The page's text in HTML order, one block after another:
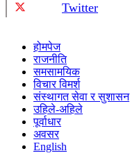
Twitter
होमपेज
राजनीति
समसामयिक
विचार विमर्श
संस्थागत सेवा र सुशासन
उहिले-अहिले
पूर्वाधार
अवसर
English